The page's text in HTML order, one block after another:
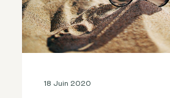
18 Juin 2020